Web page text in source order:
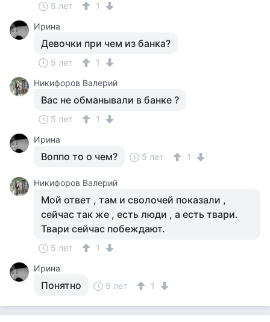
5 лет
1
Ирина
Девочки при чем из банка?
5 лет
1
Никифоров Валерий
Вас не обманывали в банке ?
5 лет
1
Ирина
Воппо то о чем? 5 лет 1
Никифоров Валерий
Мой ответ , там и сволочей показали ,
сейчас так же , есть люди , а есть твари.
Твари сейчас побеждают.
5 лет
1
Ирина
Понятно 5 лет 1